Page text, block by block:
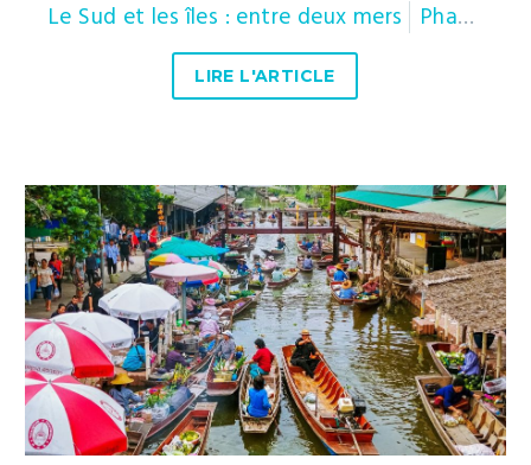
Le Sud et les îles : entre deux mers Phang Nga
LIRE L'ARTICLE
Tha
Kha
floating
market
:
un
marché
flottant
matinal